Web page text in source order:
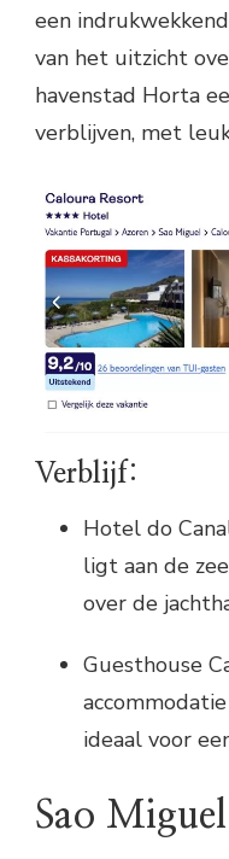
een
van het uitzicht
havenstad Horta
verblijven, met
Verblijf:
Hotel do
ligt aan de
over de
Guesthouse
ideaal voor
Sao Miguel